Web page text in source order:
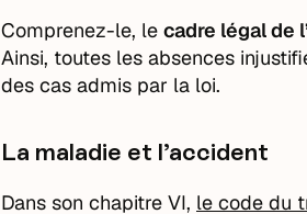
Comprenez-le, le cadre légal de
Ainsi, toutes les absences
des cas admis par la loi.
La maladie et l’accident
Dans son chapitre VI, le code du